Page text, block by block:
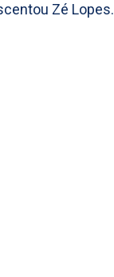
Zé Lopes.